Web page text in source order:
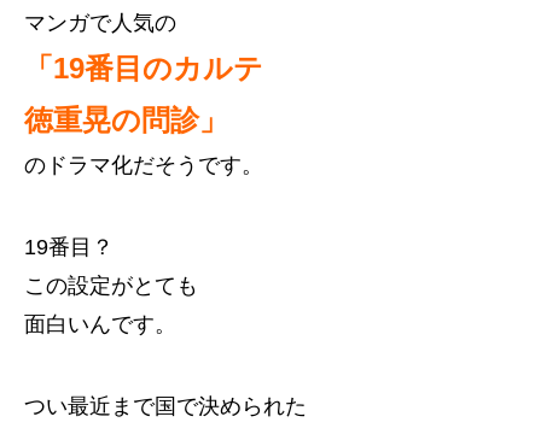
マンガで人気の
「19番目のカルテ
徳重晃の問診」
のドラマ化だそうです。
19番目？
この設定がとても
面白いんです。
つい最近まで国で決められた